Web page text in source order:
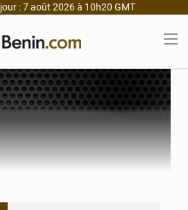
: 7 août 2026 à 10h20 GMT